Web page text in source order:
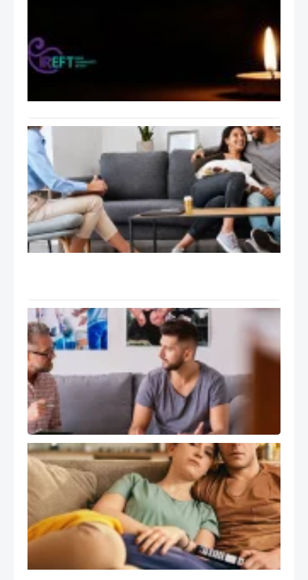
ایران
بابت
اتفاقات
ایران
راهنمای
عملی
جلسات
درمان
هیجان
مدار
EFT:
تانگو
Tango
سوپرویژن
و رشد
حرفه ای
درمانگر
هیجان
مدار EFT
کاربرد
درمان
هیجان
EFT در
مسائل
اجتماعی
ایران